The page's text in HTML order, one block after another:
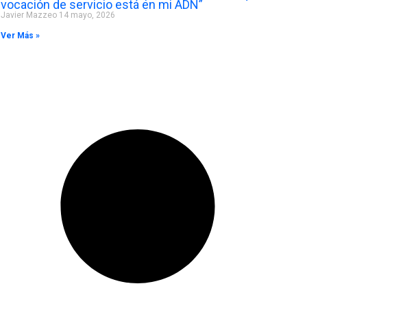
vocación de servicio está en mi ADN”
Javier Mazzeo 14 mayo, 2026
Ver Más »